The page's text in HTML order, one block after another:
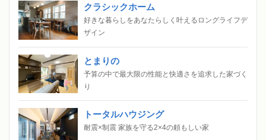
クラシックホーム
好きな暮らしをあなたらしく叶えるロングライフデ
ザイン
とまりの
予算の中で最大限の性能と快適さを追求した家づく
り
トータルハウジング
耐震×制震 家族を守る2×4の頼もしい家